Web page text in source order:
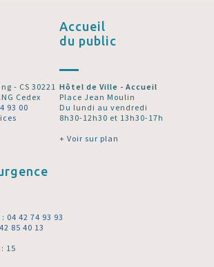
- CS 30221
Cedex
93 00
Accueil
du public
Hôtel de Ville - Accueil
Place Jean Moulin
Du lundi au vendredi
8h30-12h30 et 13h30-17h
+ Voir sur plan
04 42 74 93 93
85 40 13
15